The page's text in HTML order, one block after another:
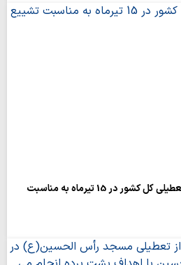
عکس نوشت| تعطیلی کل کشور در 15 تیرماه به مناسبت